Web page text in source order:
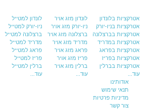
אטרקציות בלונדון
אטרקציות בניו-יורק
אטרקציות בברצלונה
אטרקציות במדריד
אטרקציות בפראג
אטרקציות בפריז
אטרקציות בברלין
עוד...
לונדון מזג אויר
ניו-יורק מזג אויר
ברצלונה מזג אויר
מדריד מזג אויר
פראג מזג אויר
פריז מזג אויר
ברלין מזג אויר
עוד...
לונדון למטייל
ניו-יורק למטייל
ברצלונה למטייל
מדריד למטייל
פראג למטייל
פריז למטייל
ברלין למטייל
עוד...
אודותינו
תנאי שימוש
מדיניות פרטיות
צור קשר